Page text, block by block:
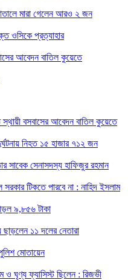
মারা গেলেন আরও ২ জন
ওসিকে প্রত্যাহার
আবেদন বাতিল কুয়েতে
বসবাসের আবেদন বাতিল কুয়েতে
নিহত ১৫ হাজার ৭১২ জন
সাবেক সেনাসদস্য হাফিজুর রহমান
সরকার টিকতে পারবে না : নাহিদ ইসলাম
৯,৮৫৬ টাকা
ছাড়লেন ১১ দলের নেতারা
মোতায়েন
ও ঘৃণ্য ফ্যাসিস্ট ছিলেন : রিজভী